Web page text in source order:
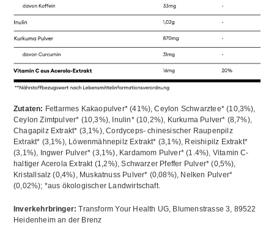
Zutaten: Fettarmes Kakaopulver* (41%), Ceylon Schwarztee* (10,3%),
Ceylon Zimtpulver* (10,3%), Inulin* (10,2%), Kurkuma Pulver* (8,7%),
Chagapilz Extrakt* (3,1%), Cordyceps- chinesischer Raupenpilz
Extrakt* (3,1%), Löwenmähnepilz Extrakt* (3,1%), Reishipilz Extrakt*
(3,1%), Ingwer Pulver* (3,1%), Kardamom Pulver* (1.4%), Vitamin C-
haltiger Acerola Extrakt (1,2%), Schwarzer Pfeffer Pulver* (0,5%),
Kristallsalz (0,4%), Muskatnuss Pulver* (0,08%), Nelken Pulver*
(0,02%); *aus ökologischer Landwirtschaft.
Inverkehrbringer: Transform Your Health UG, Blumenstrasse 3, 89522
Heidenheim an der Brenz